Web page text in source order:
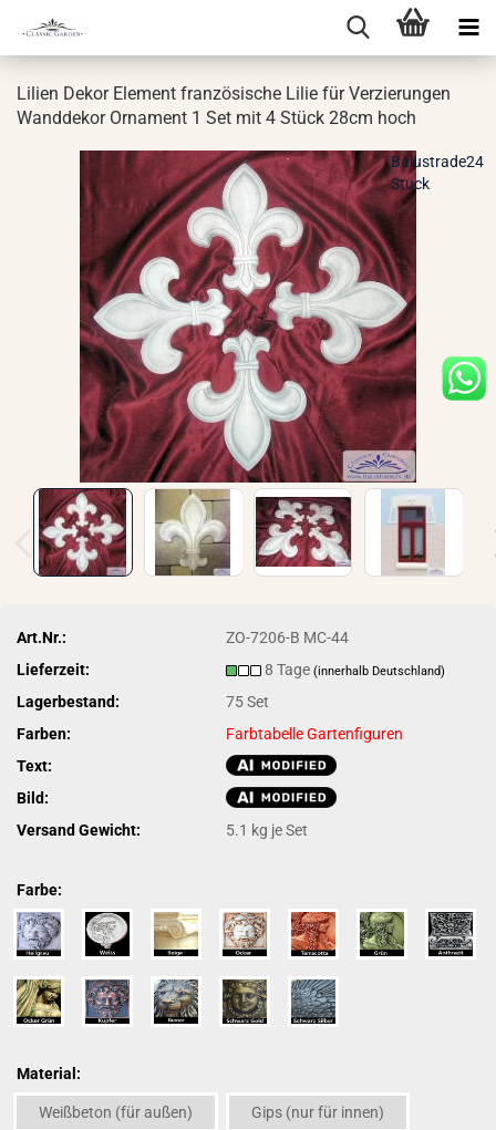
Li­li­en Dekor Ele­ment fran­zö­si­sche Lilie für Ver­zie­run­gen
Wand­de­kor Or­na­ment 1 Set mit 4 Stück 28cm hoch
Balustrade24
Stuck
Art.Nr.:
ZO-7206-B MC-44
Lieferzeit:
8 Tage(innerhalb Deutschland)
Lagerbestand: 75Set
Farben:
Farbtabelle Gartenfiguren
Text:
Bild:
Versand Gewicht:
5.1 kg je Set
Farbe:
Material:
Weißbeton (für außen) Gips (nur für innen)